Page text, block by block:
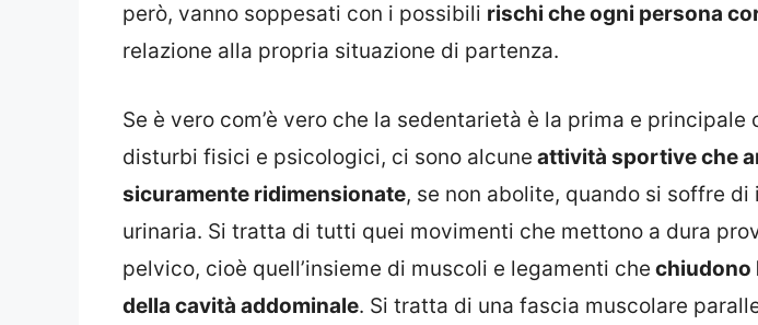
però, vanno soppesati con i possibili rischi che ogni persona
relazione alla propria situazione di partenza.
Se è vero com’è vero che la sedentarietà è la prima e principale
disturbi fisici e psicologici, ci sono alcune attività sportive che
sicuramente ridimensionate, se non abolite, quando si soffre di
urinaria. Si tratta di tutti quei movimenti che mettono a dura
pelvico, cioè quell’insieme di muscoli e legamenti che chiudono
della cavità addominale. Si tratta di una fascia muscolare